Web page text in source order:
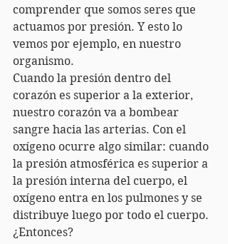
comprender que somos seres que
actuamos por presión. Y esto lo
vemos por ejemplo, en nuestro
organismo.
Cuando la presión dentro del
corazón es superior a la exterior,
nuestro corazón va a bombear
sangre hacia las arterias. Con el
oxígeno ocurre algo similar: cuando
la presión atmosférica es superior a
la presión interna del cuerpo, el
oxígeno entra en los pulmones y se
distribuye luego por todo el cuerpo.
¿Entonces?